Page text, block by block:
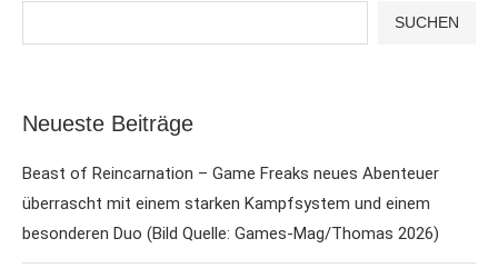
SUCHEN
Neueste Beiträge
Beast of Reincarnation – Game Freaks neues Abenteuer
überrascht mit einem starken Kampfsystem und einem
besonderen Duo (Bild Quelle: Games-Mag/Thomas 2026)